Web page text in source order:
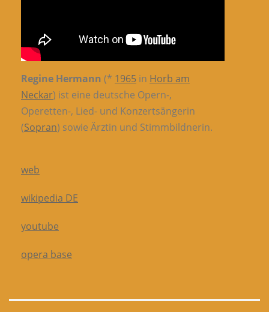
Regine Hermann (* 1965 in Horb am
Neckar) ist eine deutsche Opern-,
Operetten-, Lied- und Konzertsängerin
(Sopran) sowie Ärztin und Stimmbildnerin.
web
wikipedia DE
youtube
opera base